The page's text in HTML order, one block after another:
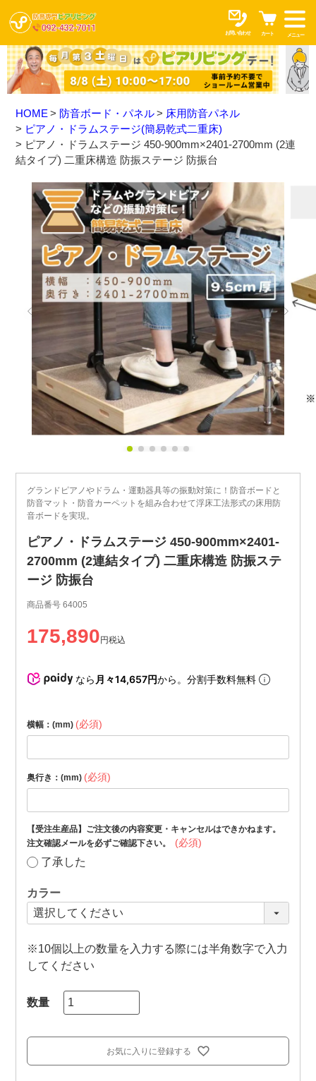
お問い合わせ カート メニュー
HOME 防音ボード・パネル
床用防音パネル
ピアノ・ドラムステージ(簡易乾式二重床)
ピアノ・ドラムステージ 450-900mm×2401-2700mm (2連
結タイプ) 二重床構造 防振ステージ 防振台
グランドピアノやドラム・運動器具等の振動対策に！防音ボードと
防音マット・防音カーペットを組み合わせて浮床工法形式の床用防
音ボードを実現。
ピアノ・ドラムステージ 450-900mm×2401-
2700mm (2連結タイプ) 二重床構造 防振ステ
ージ 防振台
商品番号 64005
175,890 税込
なら 月々14,657円から。分割手数料無料
横幅：(mm) (必須)
奥行き：(mm) (必須)
【受注生産品】ご注文後の内容変更・キャンセルはできかねます。
注文確認メールを必ずご確認下さい。
(必須)
了承した
カラー
※10個以上の数量を入力する際には半角数字で入力
してください
お気に入りに登録する